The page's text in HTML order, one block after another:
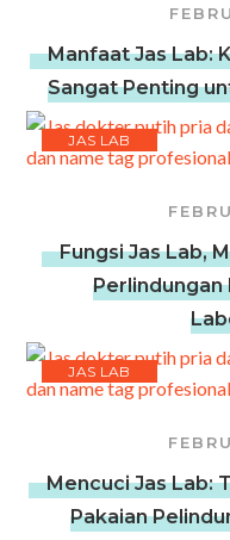
Manfaat Jas Lab:
Sangat Penting
JAS LAB
Fungsi Jas Lab,
Perlindungan
JAS LAB
Mencuci Jas Lab:
Pakaian